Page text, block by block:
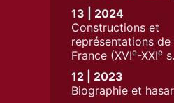
13 | 2024
Constructions et
représentations
France (XVIe-XXIe
12 | 2023
Biographie et